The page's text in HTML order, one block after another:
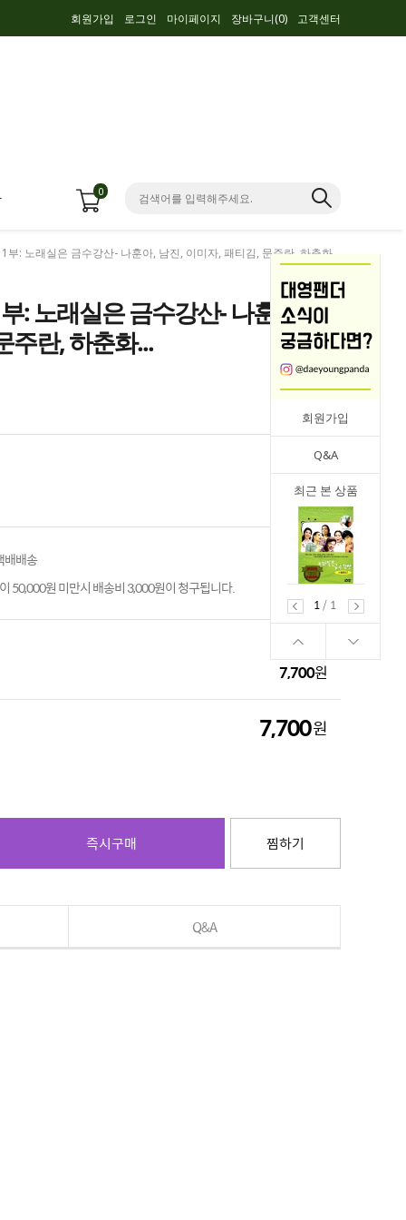
회원가입 로그인 마이페이지 장바구니(0) 고객센터
0
회원가입
Q&A
최근 본 상품
1
/ 1
: 노래실은 금수강산- 나훈아, 남진, 이미자, 패티김, 문주란, 하춘화...
: 노래실은 금수강산- 나훈아,
주란, 하춘화...
배배송
50,000원 미만시 배송비 3,000원이 청구됩니다.
7,700원
7,700원
즉시구매 찜하기
Q&A